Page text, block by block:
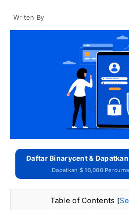
Writen By
Daftar Binarycent &
Dapatkan $ 10,000
Table of Contents [